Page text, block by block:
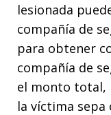
lesionada
compañía de
para obtener
compañía de
el monto total,
la víctima sepa